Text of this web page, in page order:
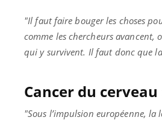
"Il faut faire bouger les choses
comme les chercheurs avancent,
qui y survivent. Il faut donc que
Cancer du
"Sous l’impulsion européenne,
» permet ...